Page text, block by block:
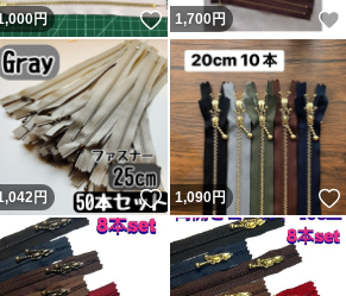
いね！
円 いいね！
1,700円
いね！
円 いいね！
1,090円